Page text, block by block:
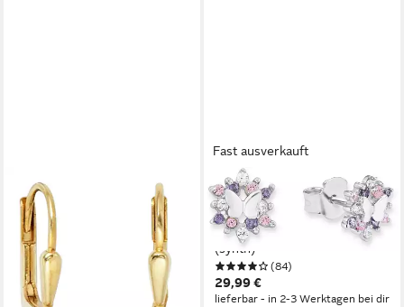
JOBO
Paar Ohrhänger Kinder-
Ohrringe Herz, 333 Gold
179,88 €
lieferbar - in 2-3 Werktagen bei dir
Fast ausverkauft
PRINZESSIN LILLIFEE
Paar Ohrstecker
Schmetterling, mit Zirkonia
(synth)
(84)
29,99 €
lieferbar - in 2-3 Werktagen bei dir